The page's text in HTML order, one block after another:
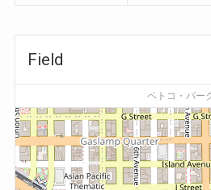
Field
ペトコ・パー